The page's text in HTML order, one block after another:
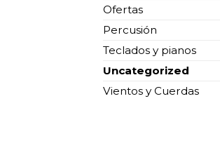
Ofertas
Percusión
Teclados y pianos
Uncategorized
Vientos y Cuerdas